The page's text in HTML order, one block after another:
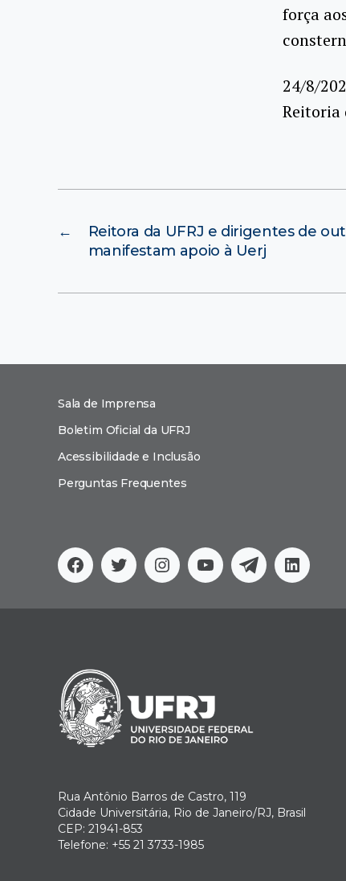
força
24/8/
Reitoria
←
Reitora da UFRJ e dirigentes de
manifestam apoio à Uerj
Facebook
TwitterInstagram
YouTubeTelegram
Sala de Imprensa
Boletim Oficial da UFRJ
Acessibilidade e Inclusão
Perguntas Frequentes
Rua Antônio Barros de Castro, 119
Cidade Universitária, Rio de Janeiro/RJ, Brasil
CEP: 21941-853
Telefone: +55 21 3733-1985